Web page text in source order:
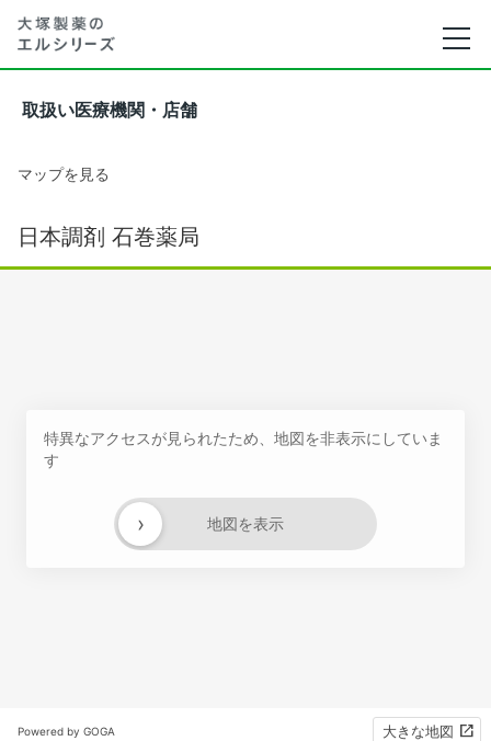
取扱い医療機関・店舗
マップを見る
日本調剤 石巻薬局
特異なアクセスが見られたため、地図を非表示にしていま
す
地図を表示
›
Powered by GOGA 大きな地図